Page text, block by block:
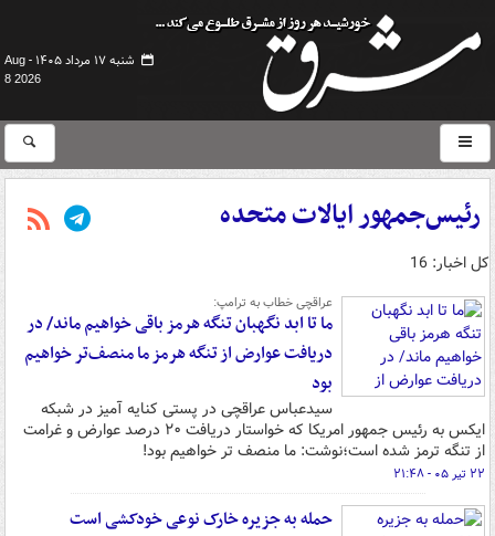
شنبه ۱۷ مرداد ۱۴۰۵ -
Aug
8 2026
رئیس‌جمهور ایالات متحده
کل اخبار: 16
عراقچی خطاب به ترامپ:
ما تا ابد نگهبان تنگه هرمز باقی خواهیم ماند/ در
دریافت عوارض از تنگه هرمز ما منصف‌تر خواهیم
بود
سیدعباس عراقچی در پستی کنایه آمیز در شبکه
ایکس به رئیس جمهور امریکا که خواستار دریافت ۲۰ درصد عوارض و غرامت
از تنگه ترمز شده است؛نوشت: ما منصف تر خواهیم بود!
۲۲ تیر ۰۵ - ۲۱:۴۸
حمله به جزیره خارک نوعی خودکشی است